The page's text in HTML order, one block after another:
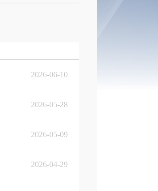
2026-06-10
2026-05-28
2026-05-09
2026-04-29